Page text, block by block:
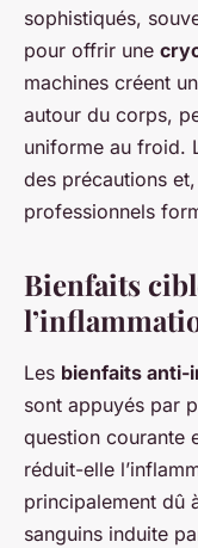
sophistiqués,
pour offrir une
machines créent
autour du corps,
uniforme au froid.
des précautions
professionnels
Bienfaits
Les bienfaits anti-
sont appuyés par
question courante
réduit-elle
principalement dû
sanguins induite